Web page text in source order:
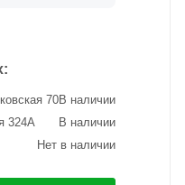
324А В наличии
70В наличии
Нет в наличии